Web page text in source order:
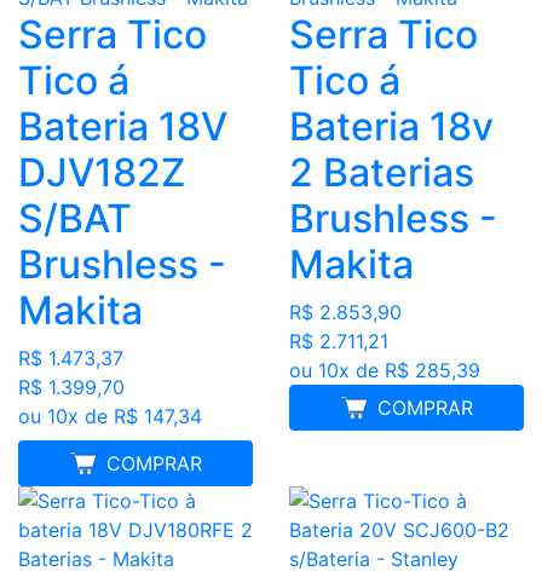
Serra Tico
Tico
Bateria 18V
DJV182Z
S/BAT
Brushless -
Makita
R$ 1.473,37
R$ 1.399,70
ou 10x de R$ 147,34
COMPRAR
MELHOR PREÇO
Serra Tico
Tico
Bateria 18v
2 Baterias
Brushless -
Makita
R$ 2.853,90
R$ 2.711,21
ou 10x de R$ 285,39
COMPRAR